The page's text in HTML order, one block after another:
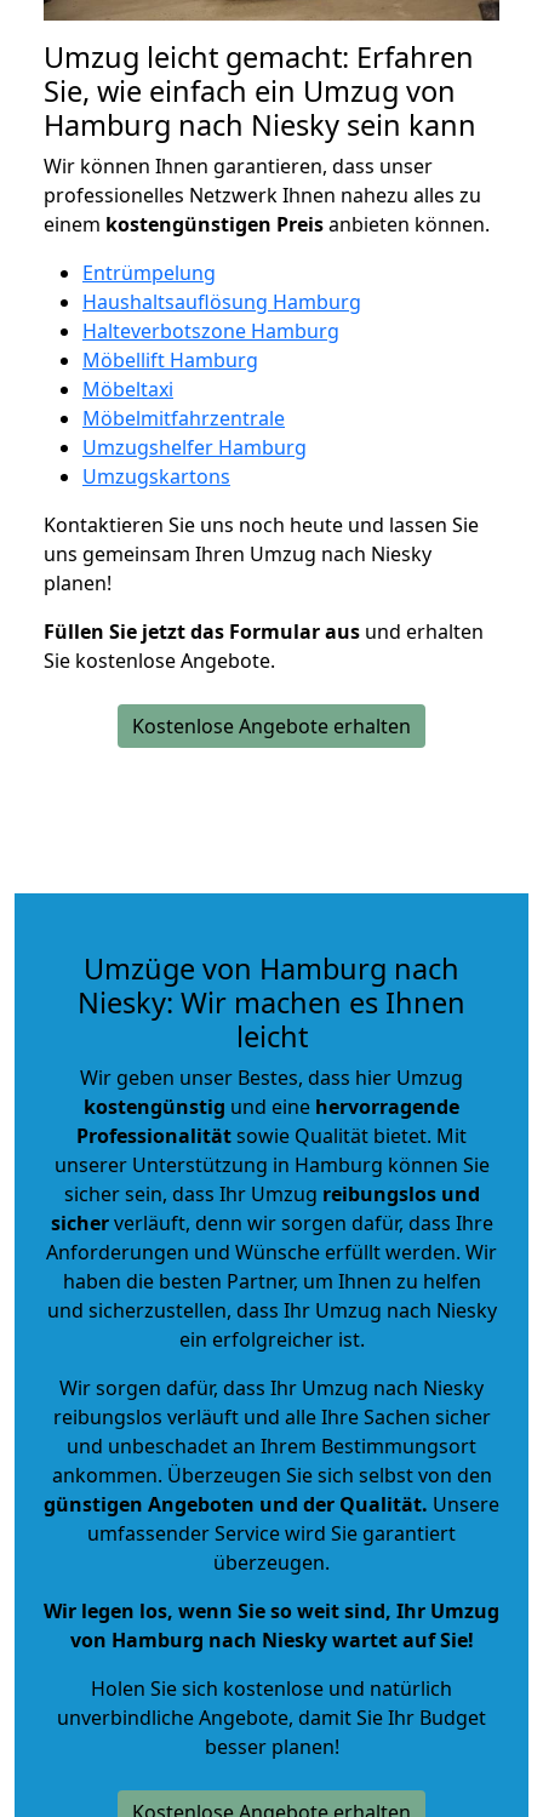
Umzug leicht gemacht: Erfahren
Sie, wie einfach ein Umzug von
Hamburg nach Niesky sein kann
Wir können Ihnen garantieren, dass unser
professionelles Netzwerk Ihnen nahezu alles zu
einem kostengünstigen Preisanbieten können.
Entrümpelung
Haushaltsauflösung Hamburg
Halteverbotszone Hamburg
Möbellift Hamburg
Möbeltaxi
Möbelmitfahrzentrale
Umzugshelfer Hamburg
Umzugskartons
Kontaktieren Sie uns noch heute und lassen Sie
uns gemeinsam Ihren Umzug nach Niesky
planen!
Füllen Sie jetzt das Formular aus und erhalten
Sie kostenlose Angebote.
Kostenlose Angebote erhalten
Umzüge von Hamburg nach
Niesky: Wir machen es Ihnen
leicht
Wir geben unser Bestes, dass hier Umzug
kostengünstig und eine hervorragende
Professionalitätsowie Qualität bietet. Mit
unserer Unterstützung in Hamburg können Sie
sicher sein, dass Ihr Umzug reibungslos und
sicherverläuft, denn wir sorgen dafür, dass Ihre
Anforderungen und Wünsche erfüllt werden. Wir
haben die besten Partner, um Ihnen zu helfen
und sicherzustellen, dass Ihr Umzug nach Niesky
ein erfolgreicher ist.
Wir sorgen dafür, dass Ihr Umzug nach Niesky
reibungslos verläuft und alle Ihre Sachen sicher
und unbeschadet an Ihrem Bestimmungsort
ankommen. Überzeugen Sie sich selbst von den
günstigen Angeboten und der Qualität. Unsere
umfassender Service wird Sie garantiert
überzeugen.
Wir legen los, wenn Sie so weit sind, Ihr Umzug
von Hamburg nach Niesky wartet auf Sie!
Holen Sie sich kostenlose und natürlich
unverbindliche Angebote, damit Sie Ihr Budget
besser planen!
Kostenlose Angebote erhalten